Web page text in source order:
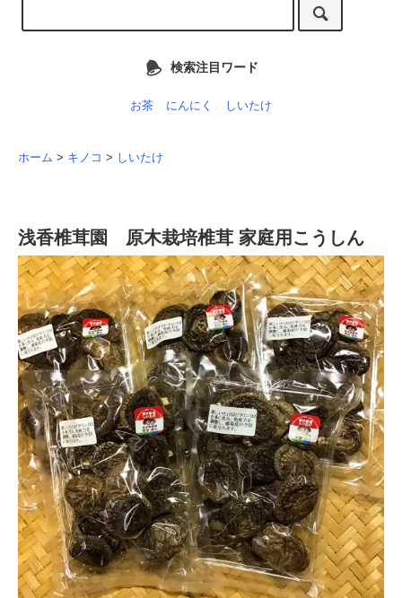
検索注目ワード
お茶 にんにく しいたけ
ホーム > キノコ > しいたけ
浅香椎茸園 原木栽培椎茸 家庭用こうしん